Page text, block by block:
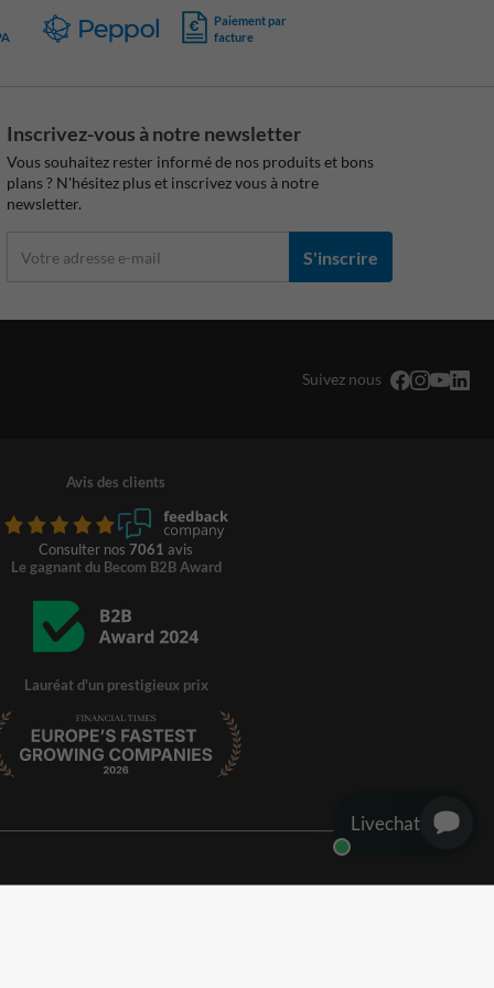
Paiement par
facture
Inscrivez-vous à notre newsletter
Vous souhaitez rester informé de nos produits et bons
plans ? N'hésitez plus et inscrivez vous à notre
newsletter.
S'inscrire
Suivez nous
Avis des clients
Consulter nos 7061 avis
Le gagnant du Becom B2B Award
Lauréat d'un prestigieux prix
Livechat